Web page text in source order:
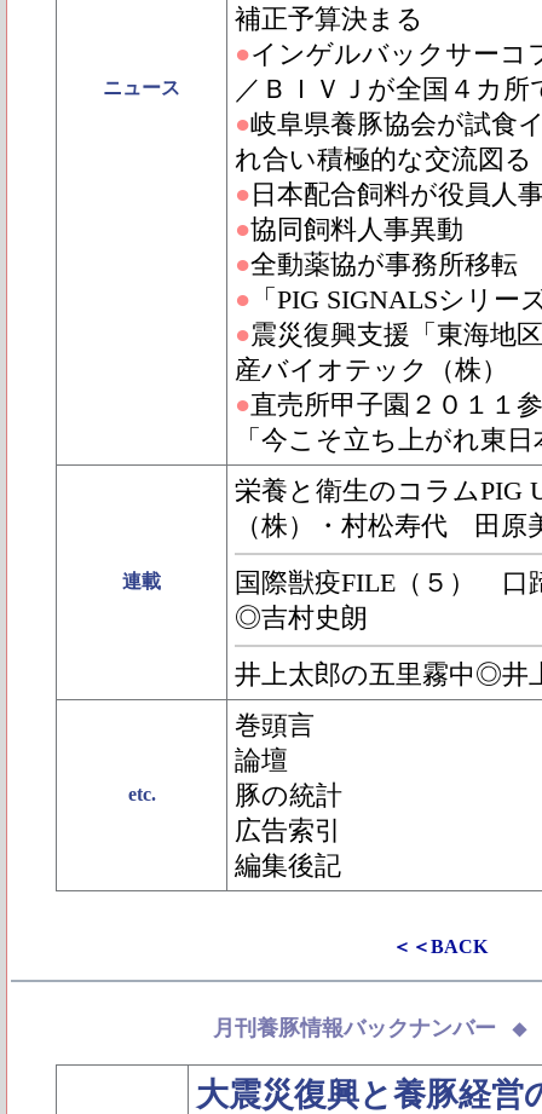
ニュース
補正予算決まる
●インゲルバックサーコ
／ＢＩＶＪが全国４カ
●岐阜県養豚協会が試食
れ合い積極的な交流図る
● 日本配合飼料が役員人
●協同飼料人事異動
●全動薬協が事務所移転
● 「PIG SIGNALSシリー
●震災復興支援「東海地
産バイオテック（株）
●直売所甲子園２０１１
「今こそ立ち上がれ東日
連載
栄養と衛生のコラムPIG
（株）・村松寿代 田原
国際獣疫FILE（５） 口
◎吉村史朗
井上太郎の五里霧中◎井
etc.
巻頭言
論壇
豚の統計
広告索引
編集後記
＜＜BACK
月刊養豚情報バックナンバー ◆
大震災復興と養豚経営